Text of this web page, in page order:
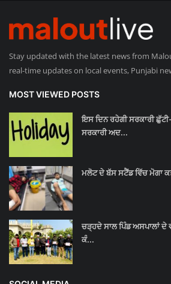
Stay updated with the latest news from
real-time updates on local events, Punjabi
MOST VIEWED POSTS
ਇਸ ਦਿਨ ਰਹੇਗੀ ਸਰਕਾਰੀ
ਸਰਕਾਰੀ ਅਦ...
ਮਲੋਟ ਦੇ ਬੱਸ ਸਟੈਂਡ ਵਿੱਚ ਮੋਗਾ
ਚੜ੍ਹਦੇ ਸਾਲ ਪਿੰਡ ਅਸਪਾਲਾਂ ਦੇ
ਕੰ...